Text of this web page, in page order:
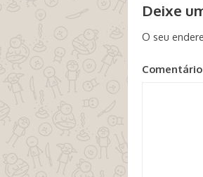
Deixe
O seu
Comentário